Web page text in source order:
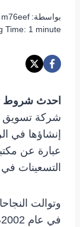
بواسطة: m76eef
Time: 1 minute
احدث شروط
شركة تسويق
عبارة عن
التسعينات
وتوالت